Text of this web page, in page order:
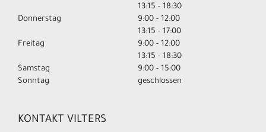
13:15 - 18:30
Donnerstag
9:00 - 12:00
13:15 - 17:00
Freitag
9:00 - 12:00
13:15 - 18:30
Samstag
9:00 - 15:00
Sonntag
geschlossen
KONTAKT VILTERS